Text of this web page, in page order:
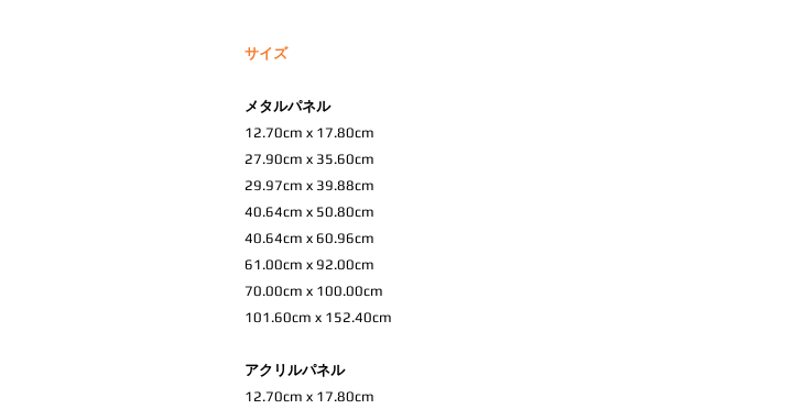
サイズ
メタルパネル
12.70cm x 17.80cm
27.90cm x 35.60cm
29.97cm x 39.88cm
40.64cm x 50.80cm
40.64cm x 60.96cm
61.00cm x 92.00cm
70.00cm x 100.00cm
101.60cm x 152.40cm
アクリルパネル
12.70cm x 17.80cm